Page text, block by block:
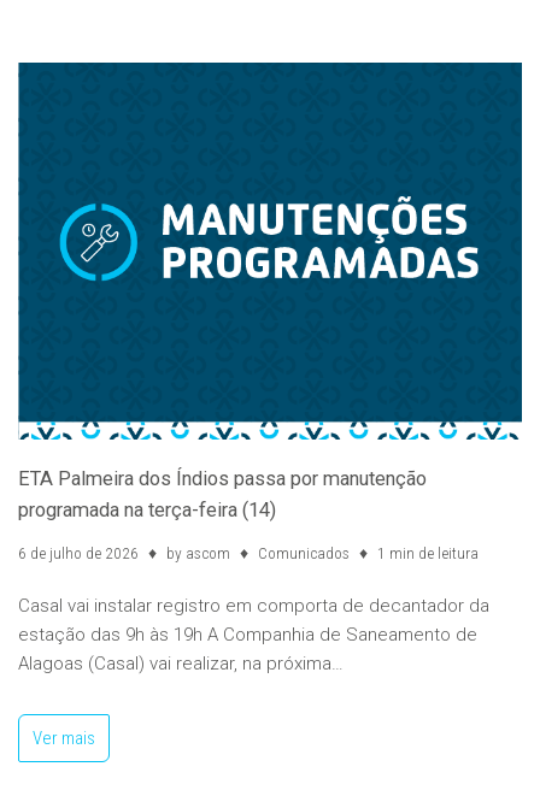
ETA Palmeira dos Índios passa por manutenção
programada na terça-feira (14)
6 de julho de 2026 by ascom Comunicados 1 min de leitura
Casal vai instalar registro em comporta de decantador da
estação das 9h às 19h A Companhia de Saneamento de
Alagoas (Casal) vai realizar, na próxima…
Ver mais